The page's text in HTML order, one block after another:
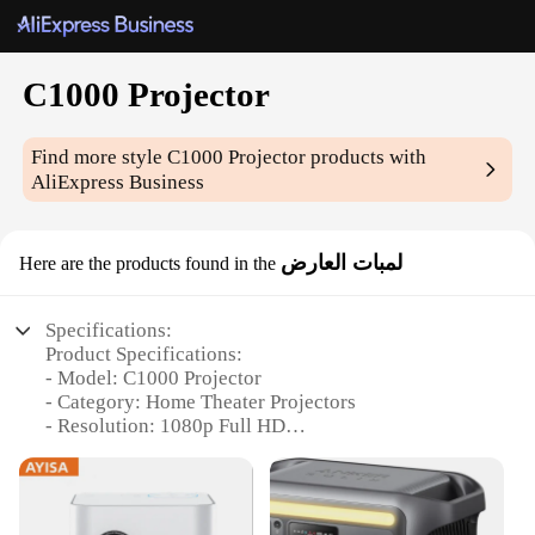
C1000 Projector
Find more styleC1000 Projector products with
AliExpress Business
Here are the products found in the لمبات العارض
Specifications:
Product Specifications:
- Model: C1000 Projector
- Category: Home Theater Projectors
- Resolution: 1080p Full HD
- Contrast Ratio: 4000:1
- Connectivity: HDMI, USB, VGA, Audio In/Out